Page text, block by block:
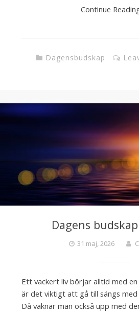
Continue
Dagensbudskap
Dagens
31 maj, 2026
Ett vackert liv börjar alltid med
är det viktigt att gå till sängs med
Då vaknar man också upp med